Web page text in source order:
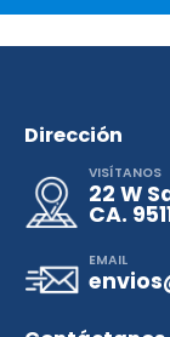
Dirección
VISÍTANOS
22 W
CA.
EMAIL